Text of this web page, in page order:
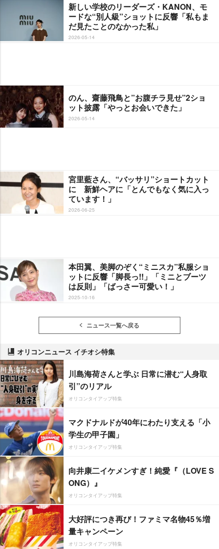
新しい学校のリーダーズ・KANON、モ
ードな“別人級”ショットに反響「私もま
だ見たことのなかった私」
2026-05-14
のん、齋藤飛鳥と”お腹チラ見せ”2ショ
ット披露「やっとお会いできた」
2026-05-14
宮里藍さん、“バッサリ”ショートカット
に 新鮮ヘアに「とんでもなく気に入っ
ています！」
2026-06-25
本田翼、美脚のぞく“ミニスカ”私服ショ
ットに反響「脚長っ!!」「ミニとブーツ
は反則」「ばっさー可愛い！」
2025-10-16
ニュース一覧へ戻る
オリコンニュース イチオシ特集
川島海荷さんと学ぶ 日常に潜む“人身取
引”のリアル
オリコンタイアップ特集
マクドナルドが40年にわたり支える「小
学生の甲子園」
オリコンタイアップ特集
向井康二イケメンすぎ！純愛『（LOVE S
ONG）』
オリコンタイアップ特集
大好評につき再び！ファミマ名物45％増
量キャンペーン
オリコンタイアップ特集